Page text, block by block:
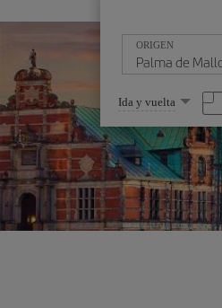
ORIGEN
Seleccione
una
opción
Ida y vuelta